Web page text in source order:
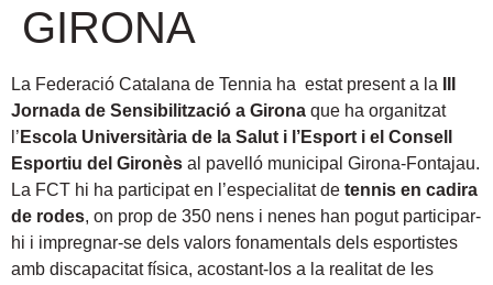
GIRONA
La Federació Catalana de Tennia ha estat present a la
Jornada de Sensibilització a Girona que ha organitzat
l’ Escola Universitària de la Salut i l’Esport i el Consell
Esportiu del Gironès al pavelló municipal Girona-Fontajau.
La FCT hi ha participat en l’especialitat de tennis en cadira
de rodes, on prop de 350 nens i nenes han pogut participar-
hi i impregnar-se dels valors fonamentals dels esportistes
amb discapacitat física, acostant-los a la realitat de les